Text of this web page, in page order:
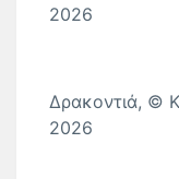
2026
Δρακοντιά, ©
2026